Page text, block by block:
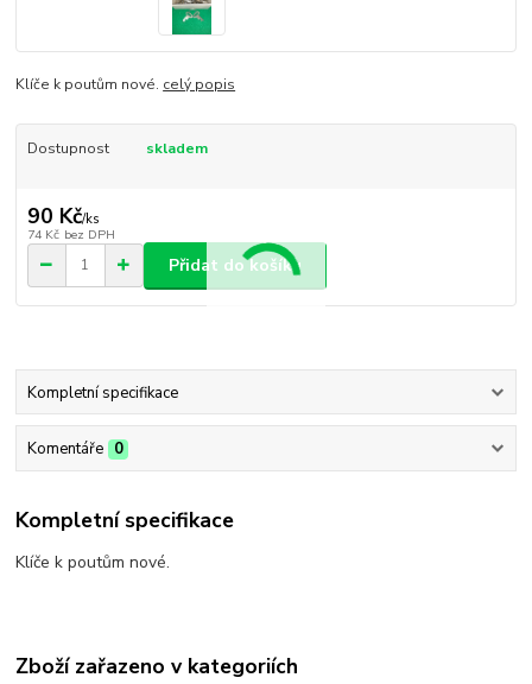
Klíče k poutům nové. celý popis
Dostupnost skladem
90 Kč/ks
74 Kč bez DPH
Přidat do košíku
Kompletní specifikace
Komentáře 0
Kompletní specifikace
Klíče k poutům nové.
Zboží zařazeno v kategoriích